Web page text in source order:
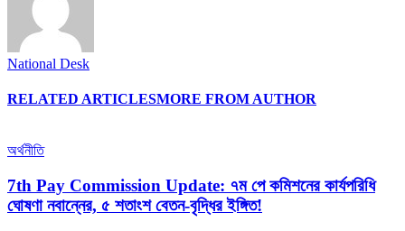
National Desk
RELATED ARTICLESMORE FROM AUTHOR
অর্থনীতি
7th Pay Commission Update: ৭ম পে কমিশনের কার্যপরিধি
ঘোষণা নবান্নের, ৫ শতাংশ বেতন-বৃদ্ধির ইঙ্গিত!